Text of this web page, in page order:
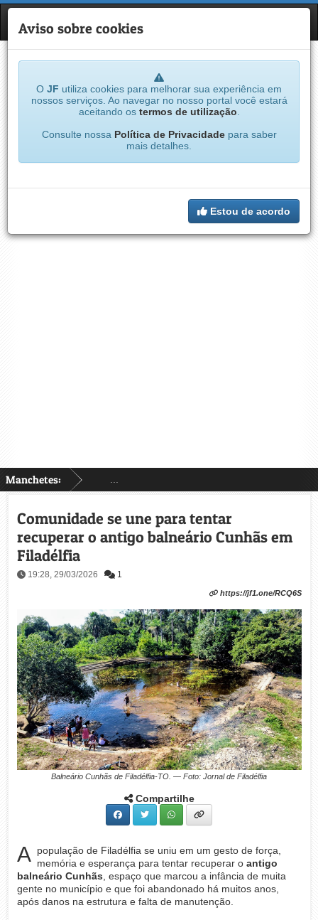
JF
Manchetes:
Aviso sobre cookies
O JF utiliza cookies para melhorar sua experiência em
nossos serviços. Ao navegar no nosso portal você estará
aceitando os termos de utilização
Consulte nossa Política de Privacidadepara saber
mais detalhes.
Estou de acordo
Comunidade se une para tentar
recuperar o antigo balneário Cunhãs em
Filadélfia
19:28, 29/03/2026 1
https://jf1.one/RCQ6S
Balneário Cunhãs de Filadélfia-TO. — Foto: Jornal de Filadélfia
Compartilhe
A população de Filadélfia se uniu em um gesto de força,
memória e esperança para tentar recuperar o antigo
balneário Cunhãs , espaço que marcou a infância de muita
gente no município e que foi abandonado há muitos anos,
após danos na estrutura e falta de manutenção.